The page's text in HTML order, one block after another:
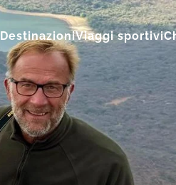
DestinazioniViaggi sportivi